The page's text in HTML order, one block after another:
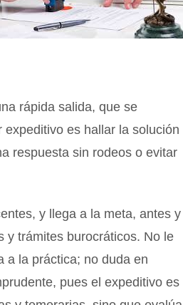
rápida salida, que se
es hallar la solución
respuesta sin rodeos o evitar
y llega a la meta, antes y
y trámites burocráticos. No le
a la práctica; no duda en
pues el expeditivo es